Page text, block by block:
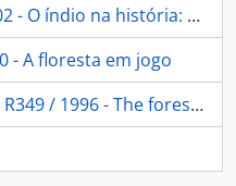
o povo Tenetehara em busca da liberdade.
- A floresta em jogo
the worl view of the Tukano Amazonian indians.